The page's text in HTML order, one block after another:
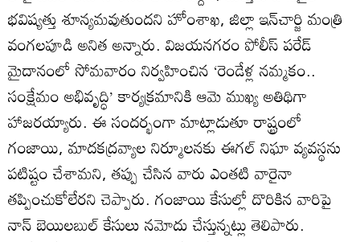
భవిష్యత్తు శూన్యమవుతుందని హోంశాఖ, జిల్లా ఇన్‌చార్జి మంత్రి
వంగలపూడి అనిత అన్నారు. విజయనగరం పోలీస్‌ పరేడ్‌
మైదానంలో సోమవారం నిర్వహించిన ‘రెండేళ్ల నమ్మకం..
సంక్షేమం అభివృద్ధి’ కార్యక్రమానికి ఆమె ముఖ్య అతిథిగా
హాజరయ్యారు. ఈ సందర్భంగా మాట్లాడుతూ రాష్ట్రంలో
గంజాయి, మాదకద్రవ్యాల నిర్మూలనకు ఈగల్‌ నిఘా వ్యవస్థను
పటిష్టం చేశామని, తప్పు చేసిన వారు ఎంతటి వారైనా
తప్పించుకోలేరని చెప్పారు. గంజాయి కేసుల్లో దొరికిన వారిపై
నాన్‌ బెయిలబుల్‌ కేసులు నమోదు చేస్తున్నట్లు తెలిపారు.